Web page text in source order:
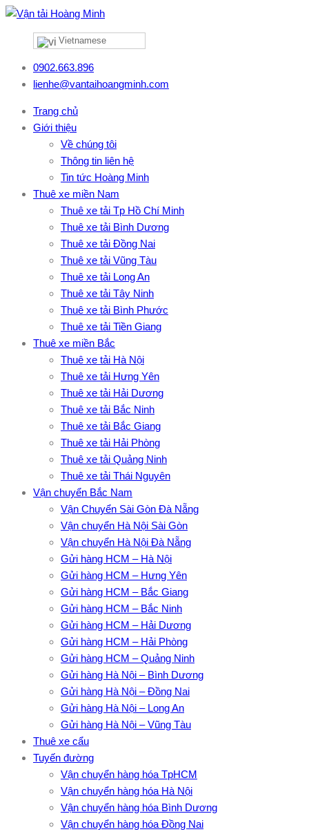
Vietnamese
0902.663.896
lienhe@vantaihoangminh.com
Trang chủ
Giới thiệu
Về chúng tôi
Thông tin liên hệ
Tin tức Hoàng Minh
Thuê xe miền Nam
Thuê xe tải Tp Hồ Chí Minh
Thuê xe tải Bình Dương
Thuê xe tải Đồng Nai
Thuê xe tải Vũng Tàu
Thuê xe tải Long An
Thuê xe tải Tây Ninh
Thuê xe tải Bình Phước
Thuê xe tải Tiền Giang
Thuê xe miền Bắc
Thuê xe tải Hà Nội
Thuê xe tải Hưng Yên
Thuê xe tải Hải Dương
Thuê xe tải Bắc Ninh
Thuê xe tải Bắc Giang
Thuê xe tải Hải Phòng
Thuê xe tải Quảng Ninh
Thuê xe tải Thái Nguyên
Vận chuyển Bắc Nam
Vận Chuyển Sài Gòn Đà Nẵng
Vận chuyển Hà Nội Sài Gòn
Vận chuyển Hà Nội Đà Nẵng
Gửi hàng HCM – Hà Nội
Gửi hàng HCM – Hưng Yên
Gửi hàng HCM – Bắc Giang
Gửi hàng HCM – Bắc Ninh
Gửi hàng HCM – Hải Dương
Gửi hàng HCM – Hải Phòng
Gửi hàng HCM – Quảng Ninh
Gửi hàng Hà Nội – Bình Dương
Gửi hàng Hà Nội – Đồng Nai
Gửi hàng Hà Nội – Long An
Gửi hàng Hà Nội – Vũng Tàu
Thuê xe cẩu
Tuyến đường
Vận chuyển hàng hóa TpHCM
Vận chuyển hàng hóa Hà Nội
Vận chuyển hàng hóa Bình Dương
Vận chuyển hàng hóa Đồng Nai